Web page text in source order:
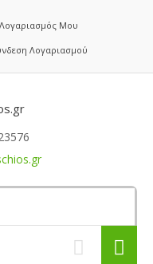
Μου
Λογαριασμού